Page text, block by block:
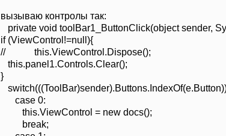
вызываю контролы так:
private void toolBar1_ButtonClick(object sender,
if (ViewControl!=null){
// this.ViewControl.Dispose();
this.panel1.Controls.Clear();
}
case 0:
this.ViewControl = new docs();
break;